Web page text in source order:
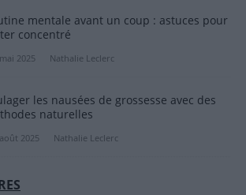
mentale avant un coup : astuces pour
concentré
2025 Nathalie Leclerc
les nausées de grossesse avec des
naturelles
2025 Nathalie Leclerc